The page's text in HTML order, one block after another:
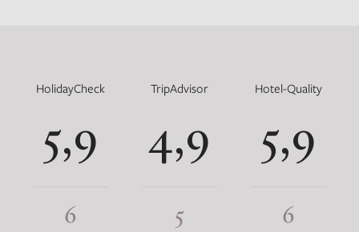
HolidayCheck
5,9
6
TripAdvisor
4,9
5
Hotel-Quality
5,9
6